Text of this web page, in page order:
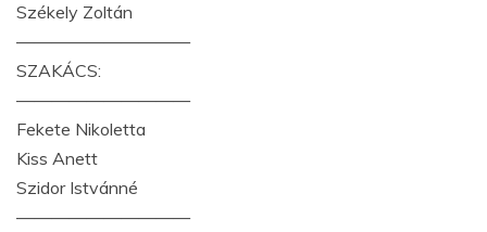
Székely Zoltán
——————————
SZAKÁCS:
——————————
Fekete Nikoletta
Kiss Anett
Szidor Istvánné
——————————